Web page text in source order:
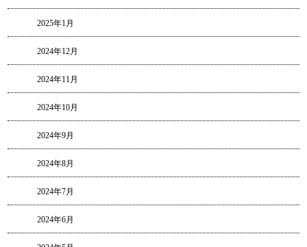
2025年1月
2024年12月
2024年11月
2024年10月
2024年9月
2024年8月
2024年7月
2024年6月